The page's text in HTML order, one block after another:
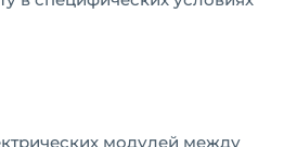
модулей между